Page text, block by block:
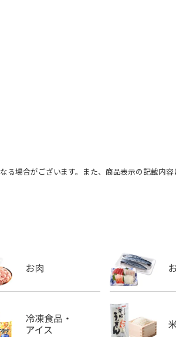
場合がございます。また、商品表示の記載内容